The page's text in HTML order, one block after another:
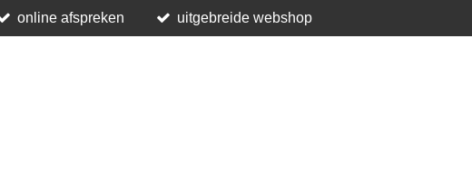
online afspreken uitgebreide webshop